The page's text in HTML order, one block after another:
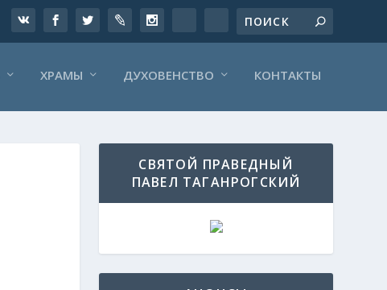
ХРАМЫ ДУХОВЕНСТВО КОНТАКТЫ
СВЯТОЙ ПРАВЕДНЫЙ
ПАВЕЛ ТАГАНРОГСКИЙ